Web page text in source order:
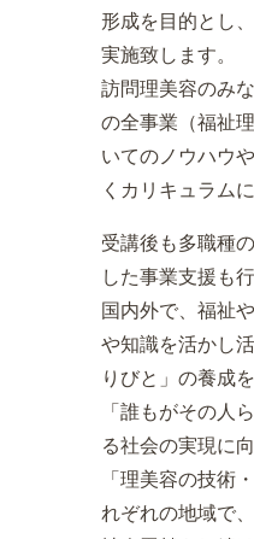
形成を目的とし
実施致します。
訪問理美容のみ
の全事業（福祉
いてのノウハウ
くカリキュラム
受講後も多職種
した事業支援も
国内外で、福祉
や知識を活かし
りびと」の養成
「誰もがその人
る社会の実現に
「理美容の技術
れぞれの地域で